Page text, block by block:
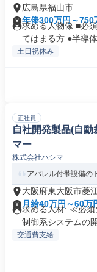
広島県福山市
年俸300万円～750
求める人物像 ■必
てはまる方 ●半導体
土日祝休み
正社員
自社開発製品(自
マー
株式会社ハシマ
アパレル付帯設備の
大阪府東大阪市菱
月給40万円～60万
求める人材: ≪必須
制御系システムの
交通費支給